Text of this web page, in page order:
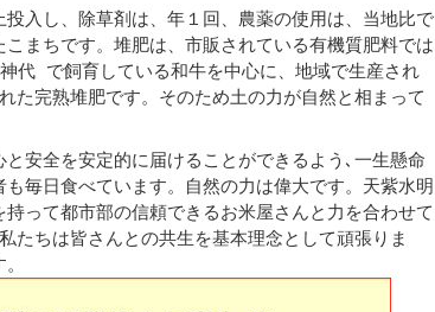
入し、除草剤は、年１回、農薬の使用は、当地比で
まちです。堆肥は、市販されている有機質肥料では
代 で飼育している和牛を中心に、地域で生産され
た完熟堆肥です。そのため土の力が自然と相まって
安全を安定的に届けることができるよう､一生懸命
毎日食べています。自然の力は偉大です。天紫水明
って都市部の信頼できるお米屋さんと力を合わせて
ちは皆さんとの共生を基本理念として頑張りま